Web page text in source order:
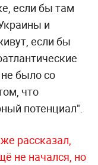
если бы там
и
если бы
было со
что
потенциал".
рассказал,
не начался, но